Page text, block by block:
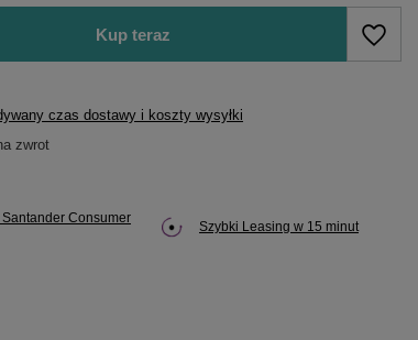
Kup teraz
czas dostawy i koszty wysyłki
zwrot
Consumer
Szybki Leasing w 15 minut